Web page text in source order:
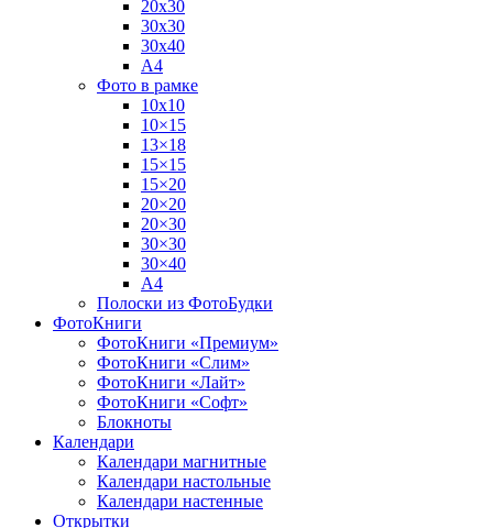
20х30
30х30
30х40
А4
Фото в рамке
10х10
10×15
13×18
15×15
15×20
20×20
20×30
30×30
30×40
A4
Полоски из ФотоБудки
ФотоКниги
ФотоКниги «Премиум»
ФотоКниги «Слим»
ФотоКниги «Лайт»
ФотоКниги «Софт»
Блокноты
Календари
Календари магнитные
Календари настольные
Календари настенные
Открытки